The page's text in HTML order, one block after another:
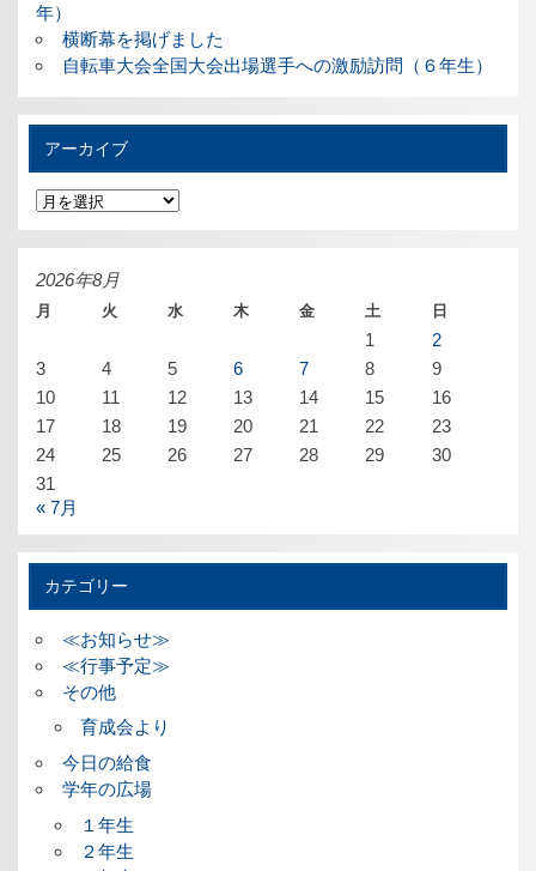
年）
横断幕を掲げました
自転車大会全国大会出場選手への激励訪問（６年生）
アーカイブ
ア
ー
カ
イ
ブ
2026年8月
月 火 水 木 金 土 日
1
2
3
4 5 6 7 8
9
10
11 12 13 14 15
16
17
18 19 20 21 22
23
24
25 26 27 28 29
30
31
« 7月
カテゴリー
≪お知らせ≫
≪行事予定≫
その他
育成会より
今日の給食
学年の広場
１年生
２年生